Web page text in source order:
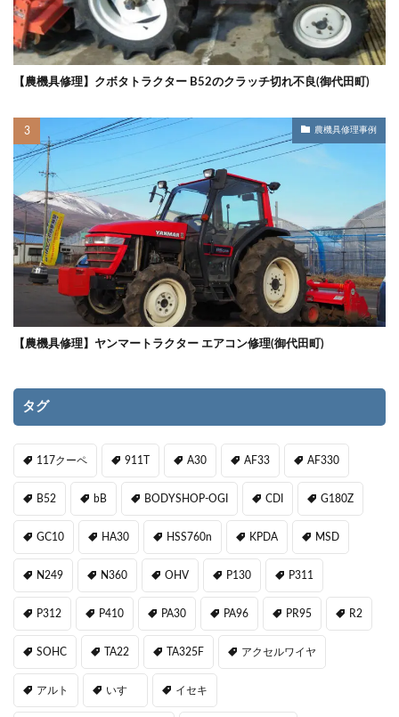
【農機具修理】クボタトラクター B52のクラッチ切れ不良(御代田町)
農機具修理事例
【農機具修理】ヤンマートラクター エアコン修理(御代田町)
タグ
117クーペ 911T A30 AF33 AF330
B52 bB BODYSHOP-OGI CDI G180Z
GC10 HA30 HSS760n KPDA MSD
N249 N360 OHV P130 P311
P312 P410 PA30 PA96 PR95 R2
SOHC TA22 TA325F アクセルワイヤ
アルト いすゞ イセキ